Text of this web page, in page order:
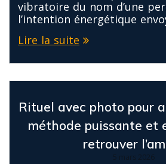
vibratoire du nom d’une
l’intention énergétique
Lire la suite
Rituel avec photo pour
méthode puissante et
retrouver